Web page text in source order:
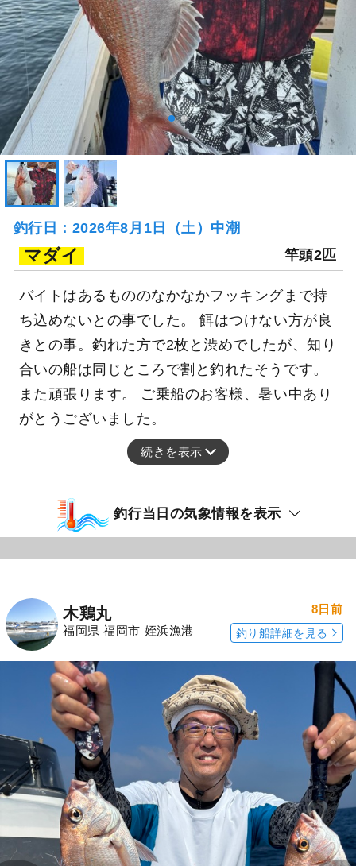
釣行日：2026年8月1日（土）中潮
マダイ 竿頭2匹
バイトはあるもののなかなかフッキングまで持
ち込めないとの事でした。 餌はつけない方が良
きとの事。釣れた方で2枚と渋めでしたが、知り
合いの船は同じところで割と釣れたそうです。
また頑張ります。 ご乗船のお客様、暑い中あり
がとうございました。
続きを表示
釣行当日の気象情報を表示
木鶏丸
福岡県 福岡市 姪浜漁港
8日前
釣り船詳細を見る